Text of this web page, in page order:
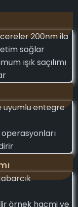
200nm ila
sağlar
ışık saçılımı
entegre
örnek hacmi ve